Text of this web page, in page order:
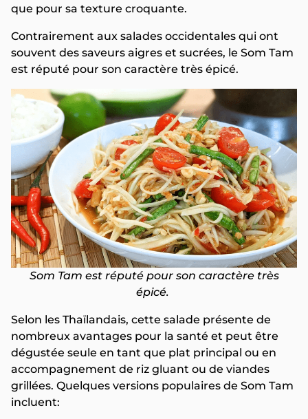
que pour sa texture croquante.
Contrairement aux salades occidentales qui ont
souvent des saveurs aigres et sucrées, le Som Tam
est réputé pour son caractère très épicé.
Som Tam est réputé pour son caractère très
épicé.
Selon les Thaïlandais, cette salade présente de
nombreux avantages pour la santé et peut être
dégustée seule en tant que plat principal ou en
accompagnement de riz gluant ou de viandes
grillées. Quelques versions populaires de Som Tam
incluent: